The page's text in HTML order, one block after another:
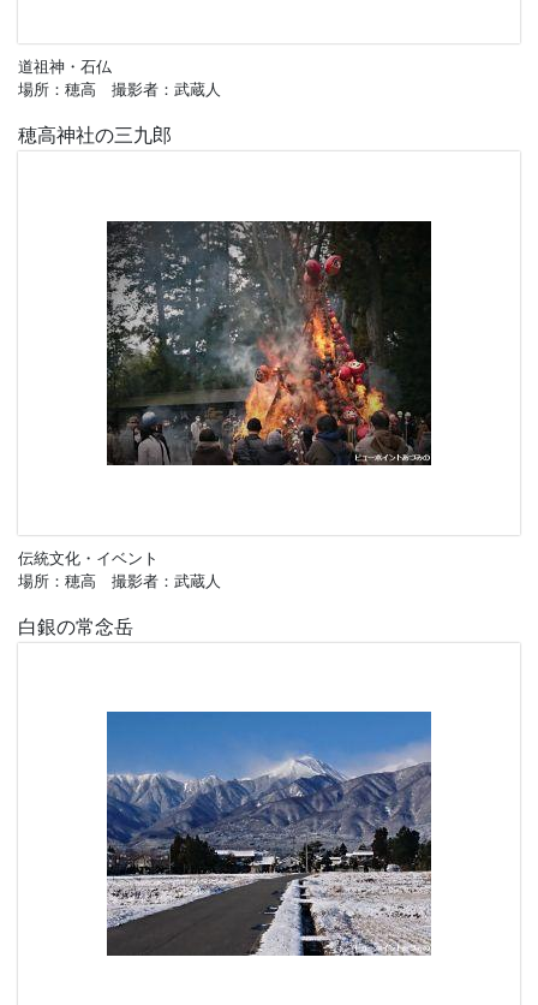
道祖神・石仏
場所：穂高 撮影者：武蔵人
穂高神社の三九郎
伝統文化・イベント
場所：穂高 撮影者：武蔵人
白銀の常念岳